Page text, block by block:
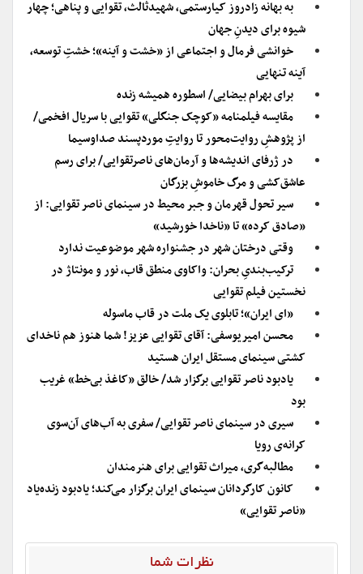
به بهانه زادروز کیارستمی، شهیدثالث، تقوایی و پناهی؛ چهار
شیوه برای دیدنِ جهان
خوانشی فرمال و اجتماعی از «خشت و آینه»؛ خشتِ توسعه،
آینه تنهایی
برای بهرام بیضایی/ اسطوره همیشه زنده
مقایسه فیلمنامه «کوچک جنگلی» تقوایی با سریال افخمی/
از پژوهشِ روایت‌محور تا روایتِ موردپسند صداوسیما
در ژرفای اندیشه‌ها و آرمان‌های ناصرتقوایی/ برای رسم
عاشق‌کشی و مرگ خاموشِ بزرگان
سیر تحول قهرمان و جبر محیط در سینمای ناصر تقوایی: از
«صادق کرده» تا «ناخدا خورشید»
وقتی درختان شهر در جشنواره شهر موضوعیت ندارد
ترکیب‌بندیِ بحران: واکاوی منطق قاب، نور و مونتاژ در
نخستین فیلم تقوایی
«ای ایران»؛ تابلوی یک ملت در قاب ماسوله
محسن امیریوسفی: آقای تقوایی عزیز! شما هنوز هم ناخدای
کشتی سینمای مستقل ایران هستید
یادبود ناصر تقوایی برگزار شد/ خالق «کاغذ بی‌خط» غریب
بود
سیری در سینمای ناصر تقوایی/ سفری به آب‌های آن‌سوی
کرانه‌​ی رویا
مطالبه‌گری، میراث تقوایی برای هنرمندان
کانون کارگردانان سینمای ایران برگزار می‌کند؛ یادبود زنده‌یاد
«ناصر تقوایی»
نظرات شما